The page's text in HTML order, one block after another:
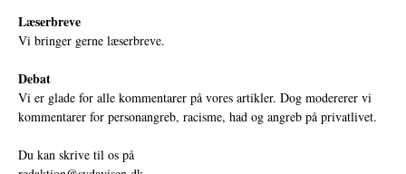
Læserbreve
Vi bringer gerne læserbreve.
Debat
Vi er glade for alle kommentarer på vores artikler. Dog modererer vi
kommentarer for personangreb, racisme, had og angreb på privatlivet.
Du kan skrive til os på